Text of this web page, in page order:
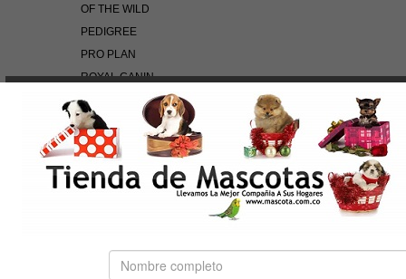
OF THE WILD
PEDIGREE
PRO PLAN
ROYAL CANIN
BÚSQUEDA RÁPIDA
Use palabras clave para encontrar el producto que
busca.
Búsqueda Avanzada
SUGERIDO